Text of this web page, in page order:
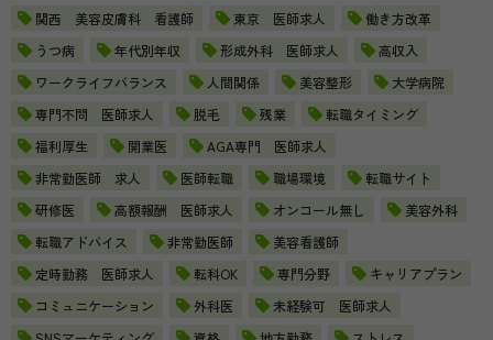
関西 美容皮膚科 看護師
東京 医師求人
働き方改革
うつ病
年代別年収 形成外科 医師求人
高収入
ワークライフバランス
人間関係 美容整形
大学病院
専門不問 医師求人
脱毛 残業
転職タイミング
福利厚生
開業医
AGA専門 医師求人
非常勤医師 求人
医師転職 職場環境
転職サイト
研修医
高額報酬 医師求人 オンコール無し
美容外科
転職アドバイス
非常勤医師
美容看護師
定時勤務 医師求人
転科OK 専門分野
キャリアプラン
コミュニケーション
外科医
未経験可 医師求人